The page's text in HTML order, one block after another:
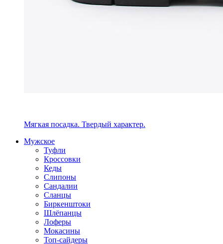
Мягкая посадка. Твердый характер.
Мужское
Туфли
Кроссовки
Кеды
Слипоны
Сандалии
Сланцы
Биркенштоки
Шлёпанцы
Лоферы
Мокасины
Топ-сайдеры